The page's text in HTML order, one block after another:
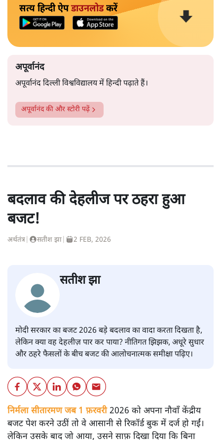
सत्य हिन्दी ऐपडाउनलोडकरें
अपूर्वानंद
अपूर्वानंद दिल्ली विश्वविद्यालय में हिन्दी पढ़ाते हैं।
अपूर्वानंदकी और स्टोरी पढ़ें
बदलाव की देहलीज पर ठहरा हुआ
बजट!
अर्थतंत्र सतीश झा 2 FEB, 2026
सतीश झा
मोदी सरकार का बजट 2026 बड़े बदलाव का वादा करता दिखता है,